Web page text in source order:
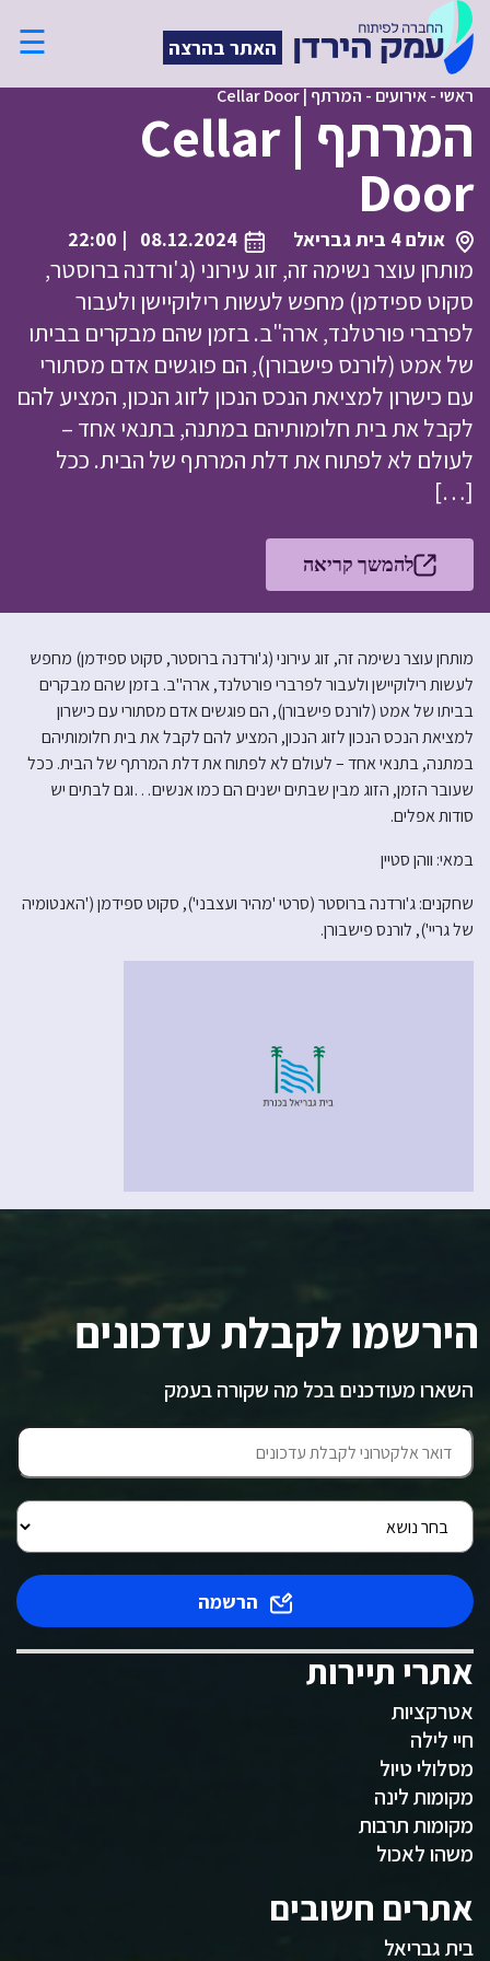
האתר בהרצה ☰
ראשי-אירועים - המרתף | Cellar Door
המרתף | Cellar
Door
אולם 4 בית גבריאל 08.12.2024
| 22:00
מותחן עוצר נשימה זה, זוג עירוני (ג'ורדנה ברוסטר,
סקוט ספידמן) מחפש לעשות רילוקיישן ולעבור
לפרברי פורטלנד, ארה"ב. בזמן שהם מבקרים בביתו
של אמט (לורנס פישבורן), הם פוגשים אדם מסתורי
עם כישרון למציאת הנכס הנכון לזוג הנכון, המציע להם
לקבל את בית חלומותיהם במתנה, בתנאי אחד –
לעולם לא לפתוח את דלת המרתף של הבית. ככל
[…]
להמשך קריאה
מותחן עוצר נשימה זה, זוג עירוני (ג'ורדנה ברוסטר, סקוט ספידמן) מחפש
לעשות רילוקיישן ולעבור לפרברי פורטלנד, ארה"ב. בזמן שהם מבקרים
בביתו של אמט (לורנס פישבורן), הם פוגשים אדם מסתורי עם כישרון
למציאת הנכס הנכון לזוג הנכון, המציע להם לקבל את בית חלומותיהם
במתנה, בתנאי אחד – לעולם לא לפתוח את דלת המרתף של הבית. ככל
שעובר הזמן, הזוג מבין שבתים ישנים הם כמו אנשים…וגם לבתים יש
סודות אפלים.
במאי: ווהן סטיין
שחקנים: ג'ורדנה ברוסטר (סרטי 'מהיר ועצבני'), סקוט ספידמן ('האנטומיה
של גריי'), לורנס פישבורן.
הירשמו לקבלת עדכונים
השארו מעודכנים בכל מה שקורה בעמק
הרשמה
אתרי תיירות
אטרקציות
חיי לילה
מסלולי טיול
מקומות לינה
מקומות תרבות
משהו לאכול
אתרים חשובים
בית גבריאל